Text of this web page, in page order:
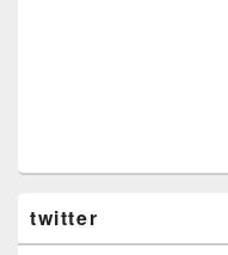
twitter